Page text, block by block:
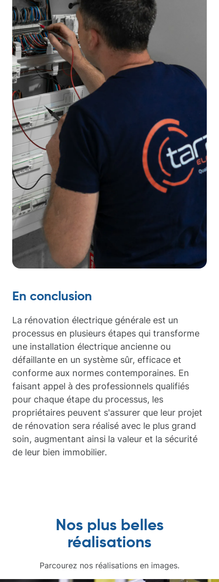
En conclusion
La rénovation électrique générale est un
processus en plusieurs étapes qui transforme
une installation électrique ancienne ou
défaillante en un système sûr, efficace et
conforme aux normes contemporaines. En
faisant appel à des professionnels qualifiés
pour chaque étape du processus, les
propriétaires peuvent s'assurer que leur projet
de rénovation sera réalisé avec le plus grand
soin, augmentant ainsi la valeur et la sécurité
de leur bien immobilier.
Nos plus belles
réalisations
Parcourez nos réalisations en images.